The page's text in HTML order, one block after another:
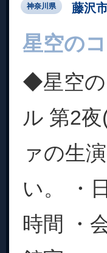
神奈川県 藤沢
星空の
◆星空の
ル 第2
ァの生
い。 ・
時間 ・